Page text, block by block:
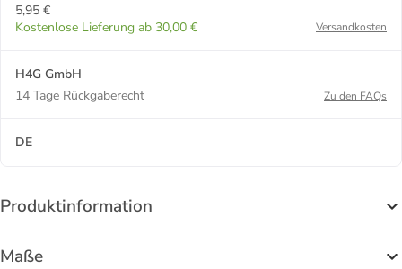
5,95 €
Kostenlose Lieferung ab 30,00 €
Versandkosten
H4G GmbH
14 Tage Rückgaberecht
Zu den FAQs
DE
Produktinformation
Maße